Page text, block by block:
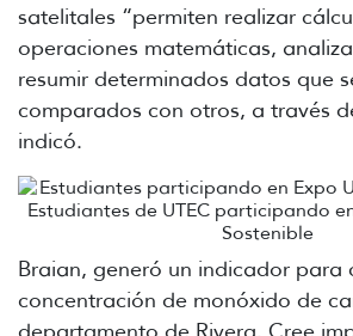
satelitales “permiten realizar
operaciones matemáticas,
resumir determinados datos que
comparados con otros, a través
indicó.
Estudiantes de UTEC participando
Sostenible
Braian, generó un indicador para
concentración de monóxido de